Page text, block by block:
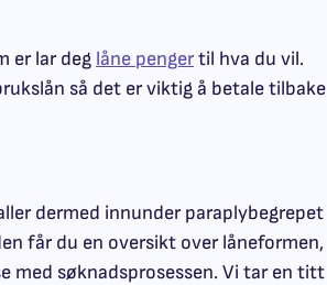
er lar deg låne pengertil hva du vil.
så det er viktig å betale tilbake
dermed innunder paraplybegrepet
får du en oversikt over låneformen,
med søknadsprosessen. Vi tar en titt